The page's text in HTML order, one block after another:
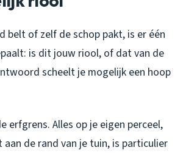
belt of zelf de schop pakt, is er één
is dit jouw riool, of dat van de
scheelt je mogelijk een hoop
erfgrens. Alles op je eigen perceel,
de rand van je tuin, is particulier